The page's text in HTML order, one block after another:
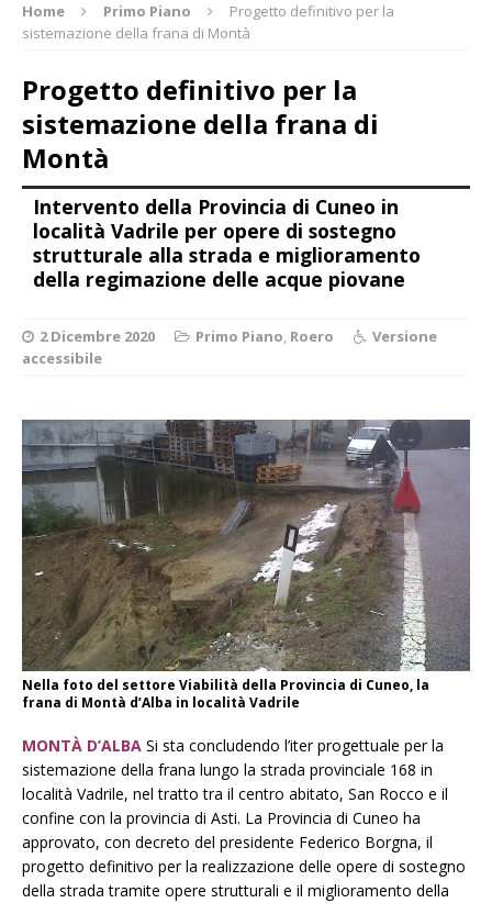
Home Primo Piano
Progetto definitivo per la
sistemazione della frana di Montà
Progetto definitivo per la
sistemazione della frana di
Montà
Intervento della Provincia di Cuneo in
località Vadrile per opere di sostegno
strutturale alla strada e miglioramento
della regimazione delle acque piovane
2 Dicembre 2020 Primo Piano, Roero
Versione
accessibile
Nella foto del settore Viabilità della Provincia di Cuneo, la
frana di Montà d’Alba in località Vadrile
MONTÀ D’ALBA Si sta concludendo l’iter progettuale per la
sistemazione della frana lungo la strada provinciale 168 in
località Vadrile, nel tratto tra il centro abitato, San Rocco e il
confine con la provincia di Asti. La Provincia di Cuneo ha
approvato, con decreto del presidente Federico Borgna, il
progetto definitivo per la realizzazione delle opere di sostegno
della strada tramite opere strutturali e il miglioramento della